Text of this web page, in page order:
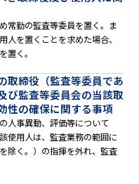
常勤の監査等委員を置く。ま
人を置くことを求めた場合、
置く。
取締役（監査等委員であ
び監査等委員会の当該取
性の確保に関する事項
人事異動、評価等について
使用人は、監査業務の範囲に
除く。）の指揮を外れ、監査